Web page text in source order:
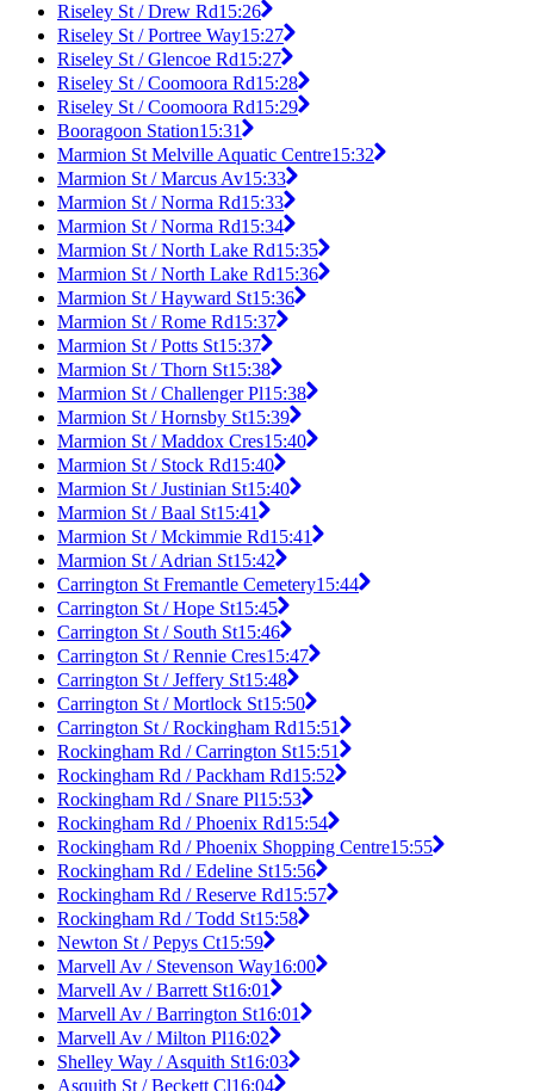
Riseley St / Drew Rd15:26
Riseley St / Portree Way15:27
Riseley St / Glencoe Rd15:27
Riseley St / Coomoora Rd15:28
Riseley St / Coomoora Rd15:29
Booragoon Station15:31
Marmion St Melville Aquatic Centre15:32
Marmion St / Marcus Av15:33
Marmion St / Norma Rd15:33
Marmion St / Norma Rd15:34
Marmion St / North Lake Rd15:35
Marmion St / North Lake Rd15:36
Marmion St / Hayward St15:36
Marmion St / Rome Rd15:37
Marmion St / Potts St15:37
Marmion St / Thorn St15:38
Marmion St / Challenger Pl15:38
Marmion St / Hornsby St15:39
Marmion St / Maddox Cres15:40
Marmion St / Stock Rd15:40
Marmion St / Justinian St15:40
Marmion St / Baal St15:41
Marmion St / Mckimmie Rd15:41
Marmion St / Adrian St15:42
Carrington St Fremantle Cemetery15:44
Carrington St / Hope St15:45
Carrington St / South St15:46
Carrington St / Rennie Cres15:47
Carrington St / Jeffery St15:48
Carrington St / Mortlock St15:50
Carrington St / Rockingham Rd15:51
Rockingham Rd / Carrington St15:51
Rockingham Rd / Packham Rd15:52
Rockingham Rd / Snare Pl15:53
Rockingham Rd / Phoenix Rd15:54
Rockingham Rd / Phoenix Shopping Centre15:55
Rockingham Rd / Edeline St15:56
Rockingham Rd / Reserve Rd15:57
Rockingham Rd / Todd St15:58
Newton St / Pepys Ct15:59
Marvell Av / Stevenson Way16:00
Marvell Av / Barrett St16:01
Marvell Av / Barrington St16:01
Marvell Av / Milton Pl16:02
Shelley Way / Asquith St16:03
Asquith St / Beckett Cl16:04